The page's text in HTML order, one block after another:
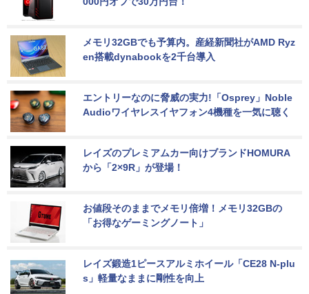
メモリ32GBでも予算内。産経新聞社がAMD Ryz
en搭載dynabookを2千台導入
エントリーなのに脅威の実力!「Osprey」Noble
Audioワイヤレスイヤフォン4機種を一気に聴く
レイズのプレミアムカー向けブランドHOMURA
から「2×9R」が登場！
お値段そのままでメモリ倍増！メモリ32GBの
「お得なゲーミングノート」
レイズ鍛造1ピースアルミホイール「CE28 N-plu
s」軽量なままに剛性を向上